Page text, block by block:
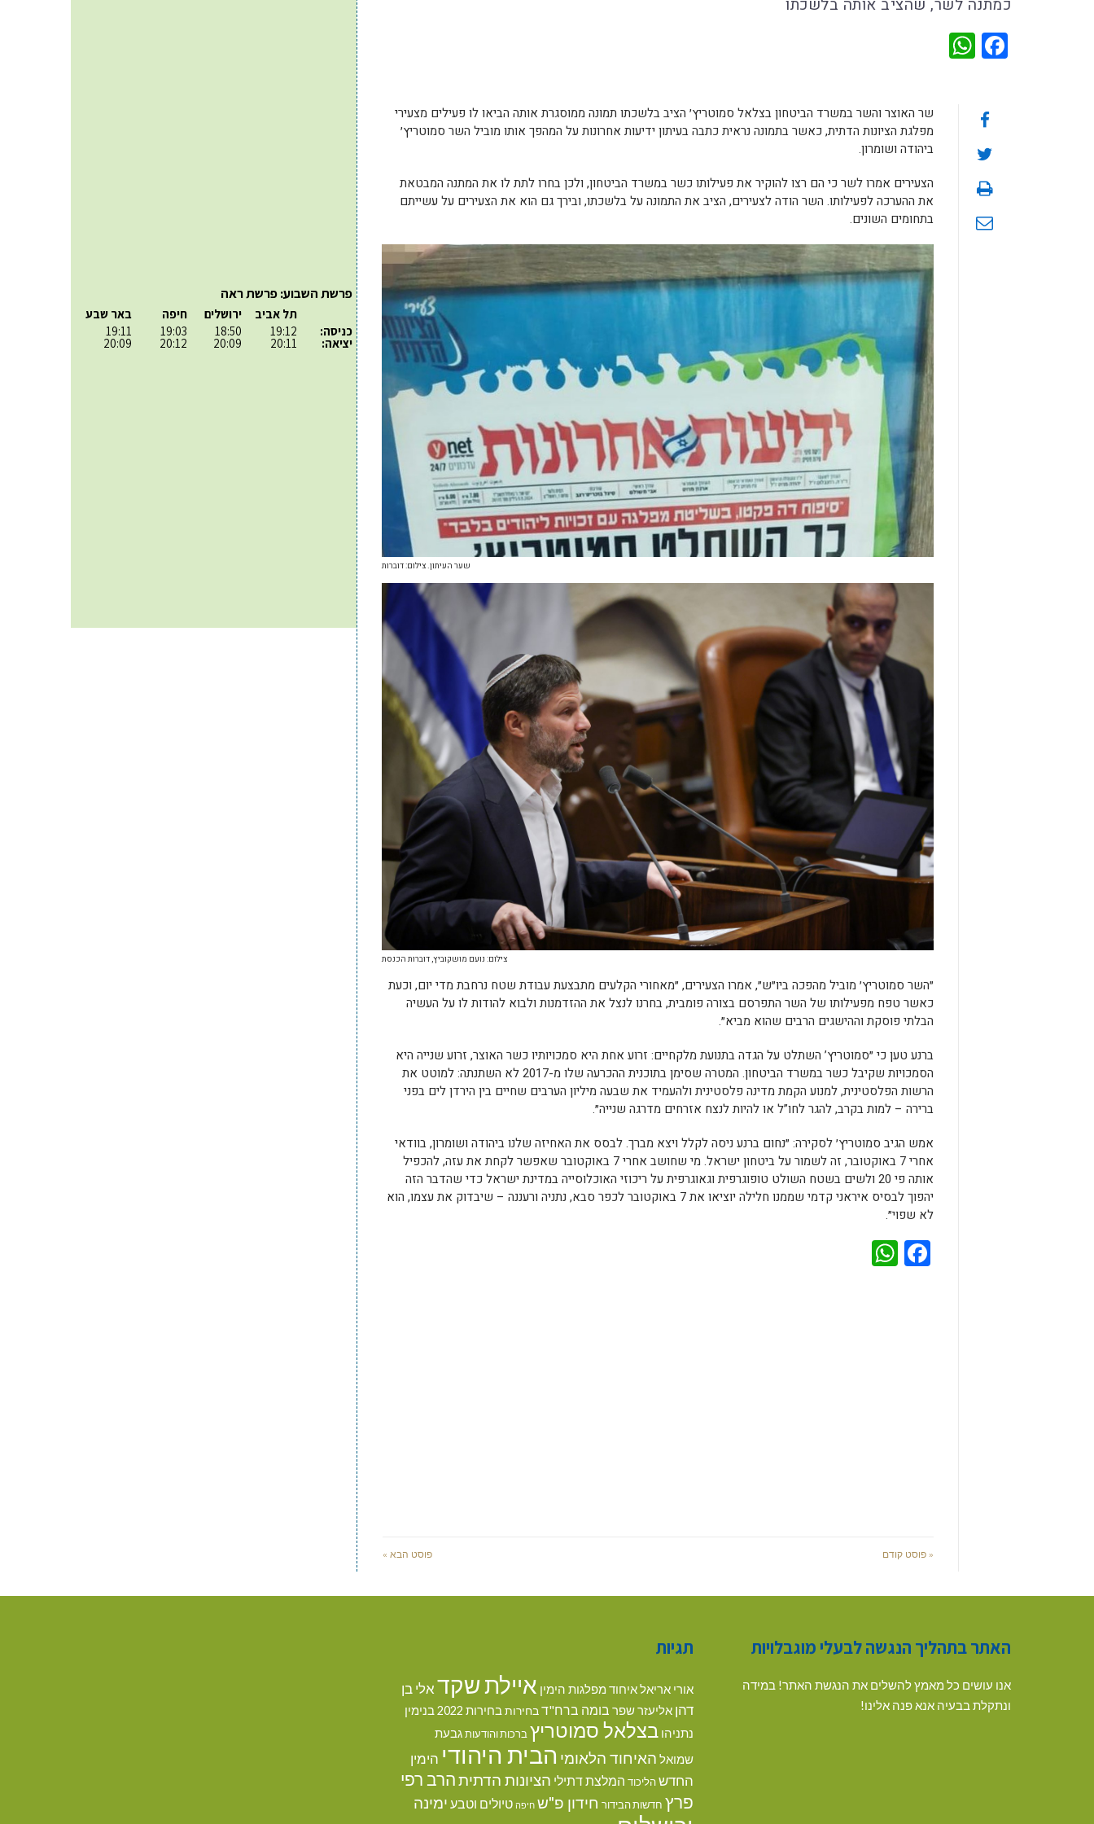
כמתנה לשר, שהציב אותה בלשכתו
Facebook
שר האוצר והשר במשרד הביטחון בצלאל סמוטריץ׳ הציב בלשכתו תמונה ממוסגרת אותה הביאו לו פעילים מצעירי
מפלגת הציונות הדתית, כאשר בתמונה נראית כתבה בעיתון ידיעות אחרונות על המהפך אותו מוביל השר סמוטריץ׳
ביהודה ושומרון.
הצעירים אמרו לשר כי הם רצו להוקיר את פעילותו כשר במשרד הביטחון, ולכן בחרו לתת לו את המתנה המבטאת
את ההערכה לפעילותו. השר הודה לצעירים, הציב את התמונה על בלשכתו, ובירך גם הוא את הצעירים על עשייתם
בתחומים השונים.
שער העיתון. צילום: דוברות
צילום: נועם מושקוביץ, דוברות הכנסת
״השר סמוטריץ׳ מוביל מהפכה ביו״ש״, אמרו הצעירים, ״מאחורי הקלעים מתבצעת עבודת שטח נרחבת מדי יום, וכעת
כאשר טפח מפעילותו של השר התפרסם בצורה פומבית, בחרנו לנצל את ההזדמנות ולבוא להודות לו על העשיה
הבלתי פוסקת וההישגים הרבים שהוא מביא״.
ברנע טען כי ״סמוטריץ’ השתלט על הגדה בתנועת מלקחיים: זרוע אחת היא סמכויותיו כשר האוצר, זרוע שנייה היא
הסמכויות שקיבל כשר במשרד הביטחון. המטרה שסימן בתוכנית ההכרעה שלו מ-2017 לא השתנתה: למוטט את
הרשות הפלסטינית, למנוע הקמת מדינה פלסטינית ולהעמיד את שבעה מיליון הערבים שחיים בין הירדן לים בפני
ברירה – למות בקרב, להגר לחו”ל או להיות לנצח אזרחים מדרגה שנייה״.
אמש הגיב סמוטריץ׳ לסקירה: ״נחום ברנע ניסה לקלל ויצא מברך. לבסס את האחיזה שלנו ביהודה ושומרון, בוודאי
אחרי 7 באוקטובר, זה לשמור על ביטחון ישראל. מי שחושב אחרי 7 באוקטובר שאפשר לקחת את עזה, להכפיל
אותה פי 20 ולשים בשטח השולט טופוגרפית וגאוגרפית על ריכוזי האוכלוסייה במדינת ישראל כדי שהדבר הזה
יהפוך לבסיס איראני קדמי שממנו חלילה יוציאו את 7 באוקטובר לכפר סבא, נתניה ורעננה – שיבדוק את עצמו, הוא
לא שפוי״.
Facebook
« פוסט קודם פוסט הבא »
פרשת השבוע: פרשת ראה
כניסה:
יציאה:
תל אביב
19:12
20:11
ירושלים
18:50
20:09
חיפה
19:03
20:12
באר שבע
19:11
20:09
האתר בתהליך הנגשה לבעלי מוגבלויות
אנו עושים כל מאמץ להשלים את הנגשת האתר! במידה
ונתקלת בבעיה אנא פנה אלינו!
תגיות
אורי אריאלאיחוד מפלגות הימין איילת שקדאלי בן
דהן אליעזר שפר בומה ברח"דבחירות בחירות 2022
בנימין
נתניהו בצלאל סמוטריץברכות והודעותגבעת
שמואל האיחוד הלאומי הבית היהודי הימין
החדשהליכוד המלצת דתילי הציונות הדתיתהרב רפי
פרץ חדשות הבידור חידון פ"ש חיפה טיולים וטבע ימינה